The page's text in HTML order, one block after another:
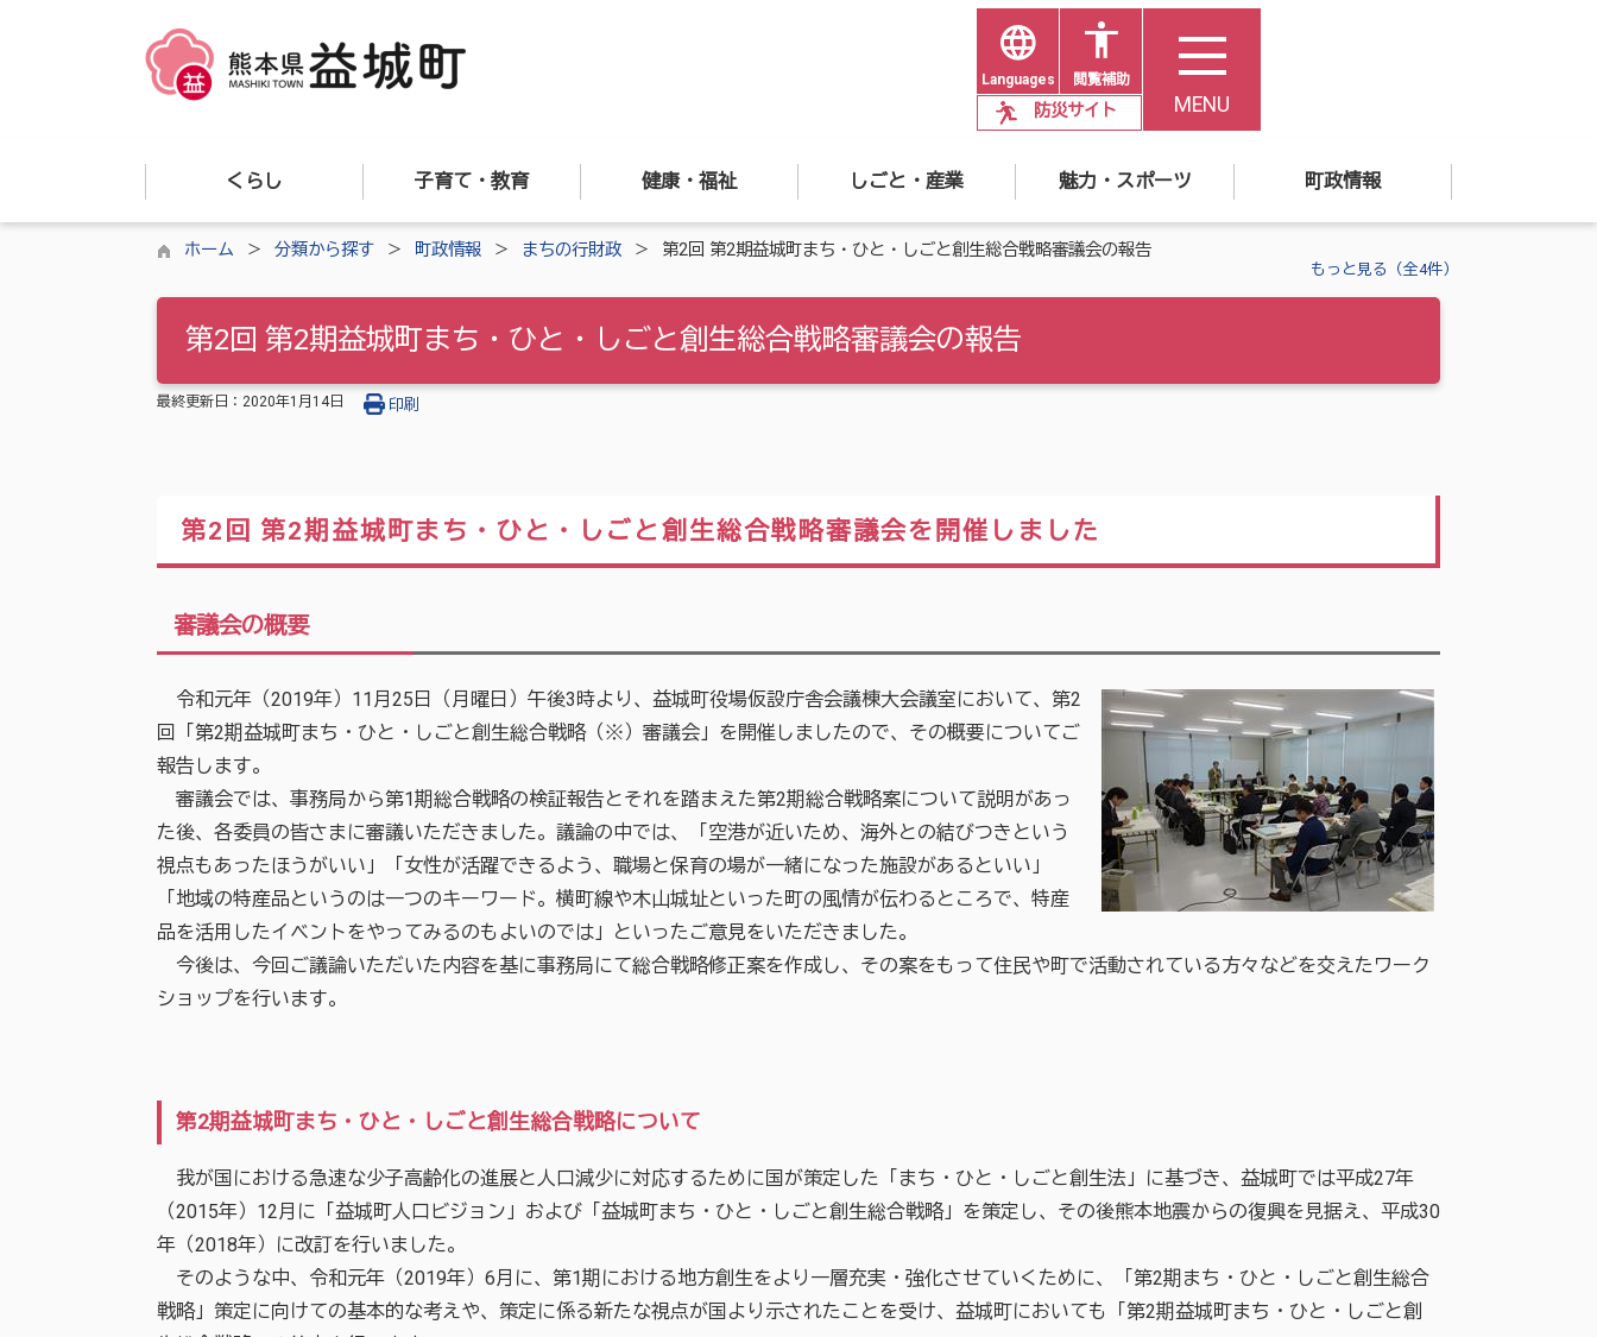
Languages 閲覧補助
防災サイト MENU
くらし 子育て・教育 健康・福祉 しごと・産業 魅力・スポーツ 町政情報
ホーム 分類から探す 町政情報 まちの行財政 第2回 第2期益城町まち・ひと・しごと創生総合戦略審議会の報告
もっと見る（全4件）
第2回 第2期益城町まち・ひと・しごと創生総合戦略審議会の報告
最終更新日： 2020年1月14日 印刷
第2回 第2期益城町まち・ひと・しごと創生総合戦略審議会を開催しました
審議会の概要
令和元年（2019年）11月25日（月曜日）午後3時より、益城町役場仮設庁舎会議棟大会議室において、第2
回「第2期益城町まち・ひと・しごと創生総合戦略（※）審議会」を開催しましたので、その概要についてご
報告します。
審議会では、事務局から第1期総合戦略の検証報告とそれを踏まえた第2期総合戦略案について説明があっ
た後、各委員の皆さまに審議いただきました。議論の中では、「空港が近いため、海外との結びつきという
視点もあったほうがいい」「女性が活躍できるよう、職場と保育の場が一緒になった施設があるといい」
「地域の特産品というのは一つのキーワード。横町線や木山城址といった町の風情が伝わるところで、特産
品を活用したイベントをやってみるのもよいのでは」といったご意見をいただきました。
今後は、今回ご議論いただいた内容を基に事務局にて総合戦略修正案を作成し、その案をもって住民や町で活動されている方々などを交えたワーク
ショップを行います。
第2期益城町まち・ひと・しごと創生総合戦略について
我が国における急速な少子高齢化の進展と人口減少に対応するために国が策定した「まち・ひと・しごと創生法」に基づき、益城町では平成27年
（2015年）12月に「益城町人口ビジョン」および「益城町まち・ひと・しごと創生総合戦略」を策定し、その後熊本地震からの復興を見据え、平成30
年（2018年）に改訂を行いました。
そのような中、令和元年（2019年）6月に、第1期における地方創生をより一層充実・強化させていくために、「第2期まち・ひと・しごと創生総合
戦略」策定に向けての基本的な考えや、策定に係る新たな視点が国より示されたことを受け、益城町においても「第2期益城町まち・ひと・しごと創